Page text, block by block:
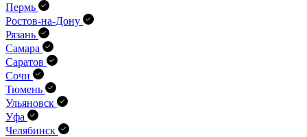
Пермь
Ростов-на-Дону
Рязань
Самара
Саратов
Сочи
Тюмень
Ульяновск
Уфа
Челябинск